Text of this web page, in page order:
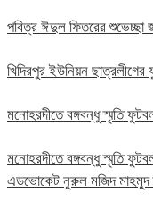
পবিত্র ঈদুল ফিতরের শুভেচ্ছা
খিদিরপুর ইউনিয়ন ছাত্রলীগের
মনোহরদীতে বঙ্গবন্ধু স্মৃতি
মনোহরদীতে বঙ্গবন্ধু স্মৃতি ফুটবল
এডভোকেট নুরুল মজিদ মাহমুদ